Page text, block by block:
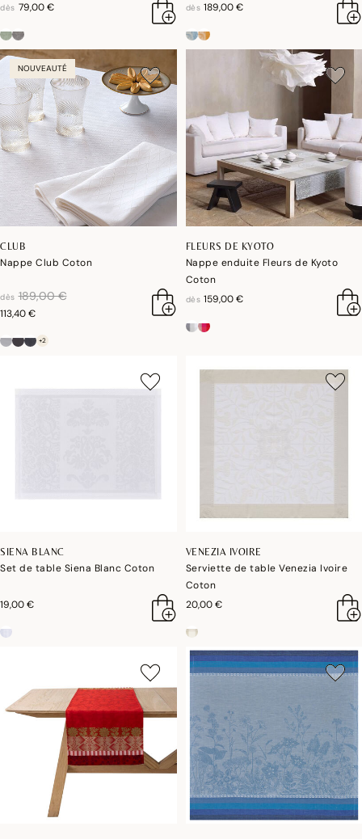
dès 79,00 € dès 189,00 €
NOUVEAUTÉ
CLUB
Nappe Club Coton
dès réduction de
189,00 €à
113,40 €
+2
FLEURS DE KYOTO
Nappe enduite Fleurs de Kyoto
Coton
dès 159,00 €
SIENA BLANC
Set de table Siena Blanc Coton
19,00 €
VENEZIA IVOIRE
Serviette de table Venezia Ivoire
Coton
20,00 €